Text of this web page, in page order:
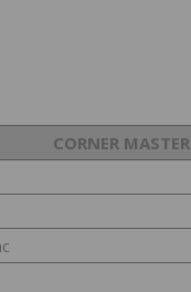
CORNER MASTER